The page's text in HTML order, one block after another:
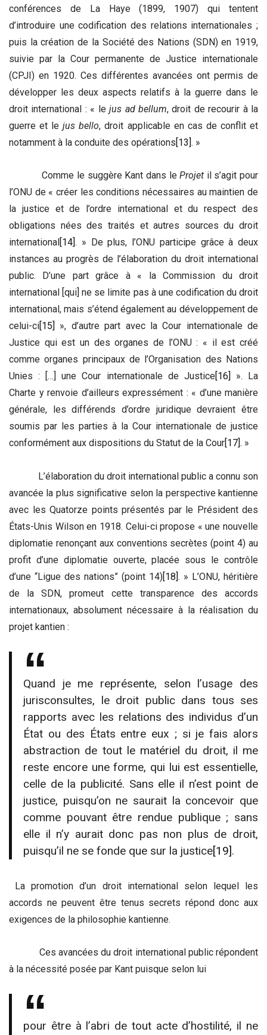
conférences de La Haye (1899, 1907) qui tentent
d’introduire une codification des relations internationales ;
puis la création de la Société des Nations (SDN) en 1919,
suivie par la Cour permanente de Justice internationale
(CPJI) en 1920. Ces différentes avancées ont permis de
développer les deux aspects relatifs à la guerre dans le
droit international : « lejus ad bellum, droit de recourir à la
guerre et lejus bello, droit applicable en cas de conflit et
notamment à la conduite des opérations [13] . »
Comme le suggère Kant dans leProjet il s’agit pour
l’ONU de « créer les conditions nécessaires au maintien de
la justice et de l’ordre international et du respect des
obligations nées des traités et autres sources du droit
international [14] . » De plus, l’ONU participe grâce à deux
instances au progrès de l’élaboration du droit international
public. D’une part grâce à « la Commission du droit
international [qui] ne se limite pas à une codification du droit
international, mais s’étend également au développement de
celui-ci [15]
», d’autre part avec la Cour internationale de
Justice qui est un des organes de l’ONU : « il est créé
comme organes principaux de l’Organisation des Nations
Unies : […] une Cour internationale de Justice[16]
». La
Charte y renvoie d’ailleurs expressément : « d’une manière
générale, les différends d’ordre juridique devraient être
soumis par les parties à la Cour internationale de justice
conformément aux dispositions du Statut de la Cour [17] . »
L’élaboration du droit international public a connu son
avancée la plus significative selon la perspective kantienne
avec les Quatorze points présentés par le Président des
États-Unis Wilson en 1918. Celui-ci propose « une nouvelle
diplomatie renonçant aux conventions secrètes (point 4) au
profit d’une diplomatie ouverte, placée sous le contrôle
d’une “Ligue des nations” (point 14)[18]. » L’ONU, héritière
de la SDN, promeut cette transparence des accords
internationaux, absolument nécessaire à la réalisation du
projet kantien :
Quand je me représente, selon l’usage des
jurisconsultes, le droit public dans tous ses
rapports avec les relations des individus d’un
État ou des États entre eux ; si je fais alors
abstraction de tout le matériel du droit, il me
reste encore une forme, qui lui est essentielle,
celle de la publicité. Sans elle il n’est point de
justice, puisqu’on ne saurait la concevoir que
comme pouvant être rendue publique ; sans
elle il n’y aurait donc pas non plus de droit,
puisqu’il ne se fonde que sur la justice[19].
La promotion d’un droit international selon lequel les
accords ne peuvent être tenus secrets répond donc aux
exigences de la philosophie kantienne.
Ces avancées du droit international public répondent
à la nécessité posée par Kant puisque selon lui
pour être à l’abri de tout acte d’hostilité, il ne